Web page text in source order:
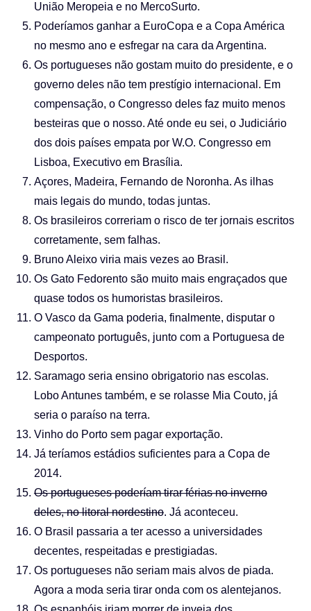
União Meropeia e no MercoSurto.
Poderíamos ganhar a EuroCopa e a Copa América
no mesmo ano e esfregar na cara da Argentina.
Os portugueses não gostam muito do presidente, e o
governo deles não tem prestígio internacional. Em
compensação, o Congresso deles faz muito menos
besteiras que o nosso. Até onde eu sei, o Judiciário
dos dois países empata por W.O. Congresso em
Lisboa, Executivo em Brasília.
Açores, Madeira, Fernando de Noronha. As ilhas
mais legais do mundo, todas juntas.
Os brasileiros correriam o risco de ter jornais escritos
corretamente, sem falhas.
Bruno Aleixo viria mais vezes ao Brasil.
Os Gato Fedorento são muito mais engraçados que
quase todos os humoristas brasileiros.
O Vasco da Gama poderia, finalmente, disputar o
campeonato português, junto com a Portuguesa de
Desportos.
Saramago seria ensino obrigatorio nas escolas.
Lobo Antunes também, e se rolasse Mia Couto, já
seria o paraíso na terra.
Vinho do Porto sem pagar exportação.
Já teríamos estádios suficientes para a Copa de
2014.
Os portugueses poderíam tirar férias no inverno
deles, no litoral nordestino. Já aconteceu.
O Brasil passaria a ter acesso a universidades
decentes, respeitadas e prestigiadas.
Os portugueses não seriam mais alvos de piada.
Agora a moda seria tirar onda com os alentejanos.